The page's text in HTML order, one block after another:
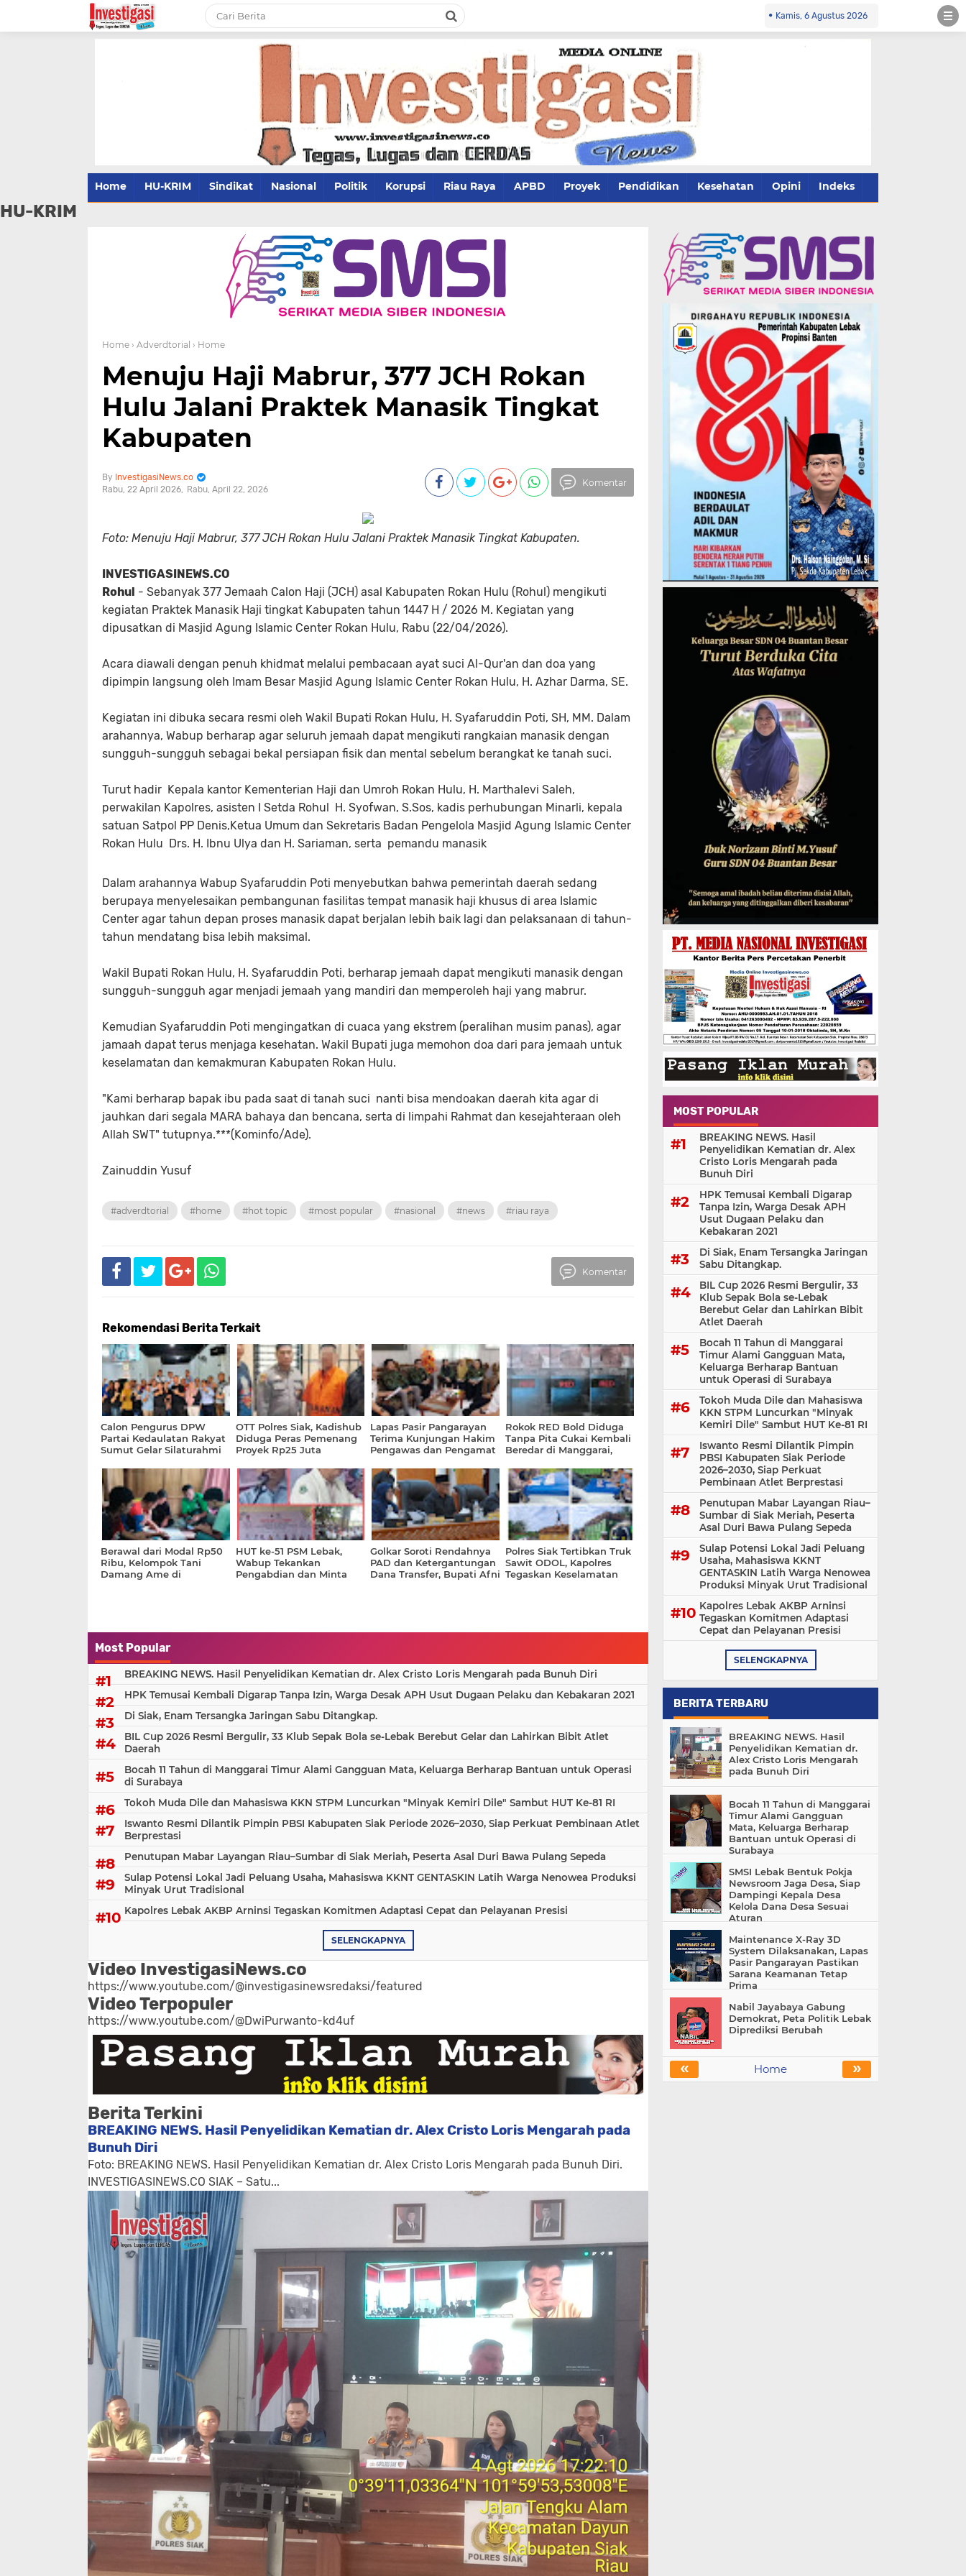
Kamis, 6 Agustus 2026
Home HU-KRIM Sindikat Nasional Politik Korupsi Riau Raya APBD Proyek Pendidikan Kesehatan Opini Indeks
HU-KRIM
Home › Adverdtorial › Home
Menuju Haji Mabrur, 377 JCH Rokan
Hulu Jalani Praktek Manasik Tingkat
Kabupaten
InvestigasiNews.co
Rabu, 22 April 2026
Rabu, April 22, 2026
Komentar
Foto: Menuju Haji Mabrur, 377 JCH Rokan Hulu Jalani Praktek Manasik Tingkat Kabupaten.
INVESTIGASINEWS.CO
Rohul - Sebanyak 377 Jemaah Calon Haji (JCH) asal Kabupaten Rokan Hulu (Rohul) mengikuti
kegiatan Praktek Manasik Haji tingkat Kabupaten tahun 1447 H / 2026 M. Kegiatan yang
dipusatkan di Masjid Agung Islamic Center Rokan Hulu, Rabu (22/04/2026).
Acara diawali dengan penuh khidmat melalui pembacaan ayat suci Al-Qur'an dan doa yang
dipimpin langsung oleh Imam Besar Masjid Agung Islamic Center Rokan Hulu, H. Azhar Darma, SE.
Kegiatan ini dibuka secara resmi oleh Wakil Bupati Rokan Hulu, H. Syafaruddin Poti, SH, MM. Dalam
arahannya, Wabup berharap agar seluruh jemaah dapat mengikuti rangkaian manasik dengan
sungguh-sungguh sebagai bekal persiapan fisik dan mental sebelum berangkat ke tanah suci.
Turut hadir Kepala kantor Kementerian Haji dan Umroh Rokan Hulu, H. Marthalevi Saleh,
perwakilan Kapolres, asisten I Setda Rohul H. Syofwan, S.Sos, kadis perhubungan Minarli, kepala
satuan Satpol PP Denis,Ketua Umum dan Sekretaris Badan Pengelola Masjid Agung Islamic Center
Rokan Hulu Drs. H. Ibnu Ulya dan H. Sariaman, serta pemandu manasik
Dalam arahannya Wabup Syafaruddin Poti menyebutkan bahwa pemerintah daerah sedang
berupaya menyelesaikan pembangunan fasilitas tempat manasik haji khusus di area Islamic
Center agar tahun depan proses manasik dapat berjalan lebih baik lagi dan pelaksanaan di tahun-
tahun mendatang bisa lebih maksimal.
Wakil Bupati Rokan Hulu, H. Syafaruddin Poti, berharap jemaah dapat mengikuti manasik dengan
sungguh-sungguh agar menjadi jemaah yang mandiri dan memperoleh haji yang mabrur.
Kemudian Syafaruddin Poti mengingatkan di cuaca yang ekstrem (peralihan musim panas), agar
jamaah dapat terus menjaga kesehatan. Wakil Bupati juga memohon doa dari para jemaah untuk
keselamatan dan kemakmuran Kabupaten Rokan Hulu.
"Kami berharap bapak ibu pada saat di tanah suci nanti bisa mendoakan daerah kita agar di
jauhkan dari segala MARA bahaya dan bencana, serta di limpahi Rahmat dan kesejahteraan oleh
Allah SWT" tutupnya.***(Kominfo/Ade).
Zainuddin Yusuf
#adverdtorial #home #hot topic #most popular #nasional #news #riau raya
Komentar
Rekomendasi Berita Terkait
Calon Pengurus DPW
Partai Kedaulatan Rakyat
Sumut Gelar Silaturahmi
OTT Polres Siak, Kadishub
Diduga Peras Pemenang
Proyek Rp25 Juta
Lapas Pasir Pangarayan
Terima Kunjungan Hakim
Pengawas dan Pengamat
Rokok RED Bold Diduga
Tanpa Pita Cukai Kembali
Beredar di Manggarai,
dan APH Bertindak
Berawal dari Modal Rp50
Ribu, Kelompok Tani
Damang Ame di
HUT ke-51 PSM Lebak,
Wabup Tekankan
Pengabdian dan Minta
Golkar Soroti Rendahnya
PAD dan Ketergantungan
Dana Transfer, Bupati Afni
Polres Siak Tertibkan Truk
Sawit ODOL, Kapolres
Tegaskan Keselamatan
Most Popular
BREAKING NEWS. Hasil Penyelidikan Kematian dr. Alex Cristo Loris Mengarah pada Bunuh Diri
HPK Temusai Kembali Digarap Tanpa Izin, Warga Desak APH Usut Dugaan Pelaku dan Kebakaran 2021
Di Siak, Enam Tersangka Jaringan Sabu Ditangkap.
BIL Cup 2026 Resmi Bergulir, 33 Klub Sepak Bola se-Lebak Berebut Gelar dan Lahirkan Bibit Atlet
Daerah
Bocah 11 Tahun di Manggarai Timur Alami Gangguan Mata, Keluarga Berharap Bantuan untuk Operasi
di Surabaya
Tokoh Muda Dile dan Mahasiswa KKN STPM Luncurkan "Minyak Kemiri Dile" Sambut HUT Ke-81 RI
Iswanto Resmi Dilantik Pimpin PBSI Kabupaten Siak Periode 2026–2030, Siap Perkuat Pembinaan Atlet
Berprestasi
Penutupan Mabar Layangan Riau–Sumbar di Siak Meriah, Peserta Asal Duri Bawa Pulang Sepeda
Sulap Potensi Lokal Jadi Peluang Usaha, Mahasiswa KKNT GENTASKIN Latih Warga Nenowea Produksi
Minyak Urut Tradisional
Kapolres Lebak AKBP Arninsi Tegaskan Komitmen Adaptasi Cepat dan Pelayanan Presisi
SELENGKAPNYA
Video InvestigasiNews.co
https://www.youtube.com/@investigasinewsredaksi/featured
Video Terpopuler
https://www.youtube.com/@DwiPurwanto-kd4uf
Berita Terkini
BREAKING NEWS. Hasil Penyelidikan Kematian dr. Alex Cristo Loris Mengarah pada
Bunuh Diri
Foto: BREAKING NEWS. Hasil Penyelidikan Kematian dr. Alex Cristo Loris Mengarah pada Bunuh Diri.
INVESTIGASINEWS.CO SIAK – Satu...
MOST POPULAR
BREAKING NEWS. Hasil
Penyelidikan Kematian dr. Alex
Cristo Loris Mengarah pada
Bunuh Diri
HPK Temusai Kembali Digarap
Tanpa Izin, Warga Desak APH
Usut Dugaan Pelaku dan
Kebakaran 2021
Di Siak, Enam Tersangka Jaringan
Sabu Ditangkap.
BIL Cup 2026 Resmi Bergulir, 33
Klub Sepak Bola se-Lebak
Berebut Gelar dan Lahirkan Bibit
Atlet Daerah
Bocah 11 Tahun di Manggarai
Timur Alami Gangguan Mata,
Keluarga Berharap Bantuan
untuk Operasi di Surabaya
Tokoh Muda Dile dan Mahasiswa
KKN STPM Luncurkan "Minyak
Kemiri Dile" Sambut HUT Ke-81 RI
Iswanto Resmi Dilantik Pimpin
PBSI Kabupaten Siak Periode
2026–2030, Siap Perkuat
Pembinaan Atlet Berprestasi
Penutupan Mabar Layangan Riau–
Sumbar di Siak Meriah, Peserta
Asal Duri Bawa Pulang Sepeda
Sulap Potensi Lokal Jadi Peluang
Usaha, Mahasiswa KKNT
GENTASKIN Latih Warga Nenowea
Produksi Minyak Urut Tradisional
Kapolres Lebak AKBP Arninsi
Tegaskan Komitmen Adaptasi
Cepat dan Pelayanan Presisi
SELENGKAPNYA
BERITA TERBARU
BREAKING NEWS. Hasil
Penyelidikan Kematian dr.
Alex Cristo Loris Mengarah
pada Bunuh Diri
Bocah 11 Tahun di Manggarai
Timur Alami Gangguan
Mata, Keluarga Berharap
Bantuan untuk Operasi di
Surabaya
SMSI Lebak Bentuk Pokja
Newsroom Jaga Desa, Siap
Dampingi Kepala Desa
Kelola Dana Desa Sesuai
Aturan
Maintenance X-Ray 3D
System Dilaksanakan, Lapas
Pasir Pangarayan Pastikan
Sarana Keamanan Tetap
Prima
Nabil Jayabaya Gabung
Demokrat, Peta Politik Lebak
Diprediksi Berubah
« »
Home